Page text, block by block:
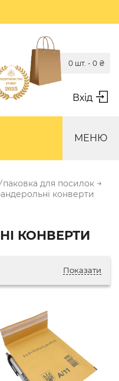
Вхід
0 шт. - 0 ₴
МЕНЮ
для посилок →
конверти
КОНВЕРТИ
Показати